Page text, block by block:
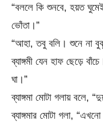
“বললে কি শুনবে, হয়ত
ভোঁতা।”
“আহা, তবু বলি। শুনে না
ব্যাঙ্গমী যেন হাফ ছেড়ে
ঘা।”
ব্যাঙ্গমা মোটা গলায় বলে,
ব্যাঙ্গমার মোটা গলা,